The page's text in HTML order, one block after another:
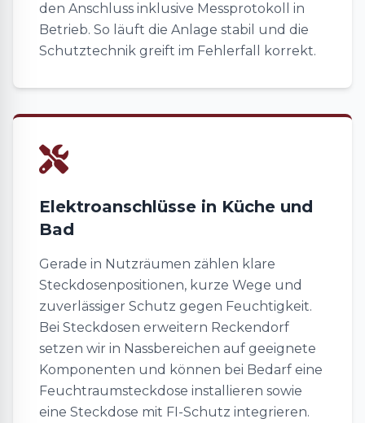
den Anschluss inklusive Messprotokoll in
Betrieb. So läuft die Anlage stabil und die
Schutztechnik greift im Fehlerfall korrekt.
Elektroanschlüsse in Küche und
Bad
Gerade in Nutzräumen zählen klare
Steckdosenpositionen, kurze Wege und
zuverlässiger Schutz gegen Feuchtigkeit.
Bei Steckdosen erweitern Reckendorf
setzen wir in Nassbereichen auf geeignete
Komponenten und können bei Bedarf eine
Feuchtraumsteckdose installieren sowie
eine Steckdose mit FI-Schutz integrieren.